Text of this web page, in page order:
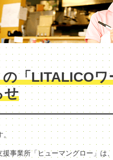
「LITALICOワ
せ
事業所「ヒューマングロー」は、